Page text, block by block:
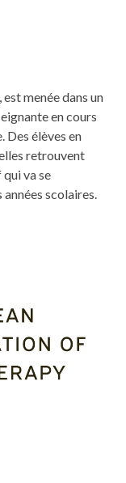
menée dans un
en cours
Des élèves en
retrouvent
qui va se
scolaires.